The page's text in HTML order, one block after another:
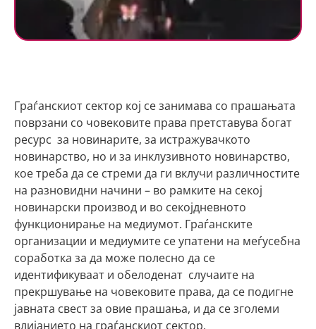
Граѓанскиот сектор кој се занимава со прашањата
поврзани со човековите права претставува богат
ресурс за новинарите, за истражувачкото
новинарство, но и за инклузивното новинарство,
кое треба да се стреми да ги вклучи различностите
на разновидни начини – во рамките на секој
новинарски производ и во секојдневното
функционирање на медиумот. Граѓанските
организации и медиумите се упатени на меѓусебна
соработка за да може полесно да се
идентификуваат и обелоденат случаите на
прекршување на човековите права, да се подигне
јавната свест за овие прашања, и да се зголеми
влијанието на граѓанскиот сектор.